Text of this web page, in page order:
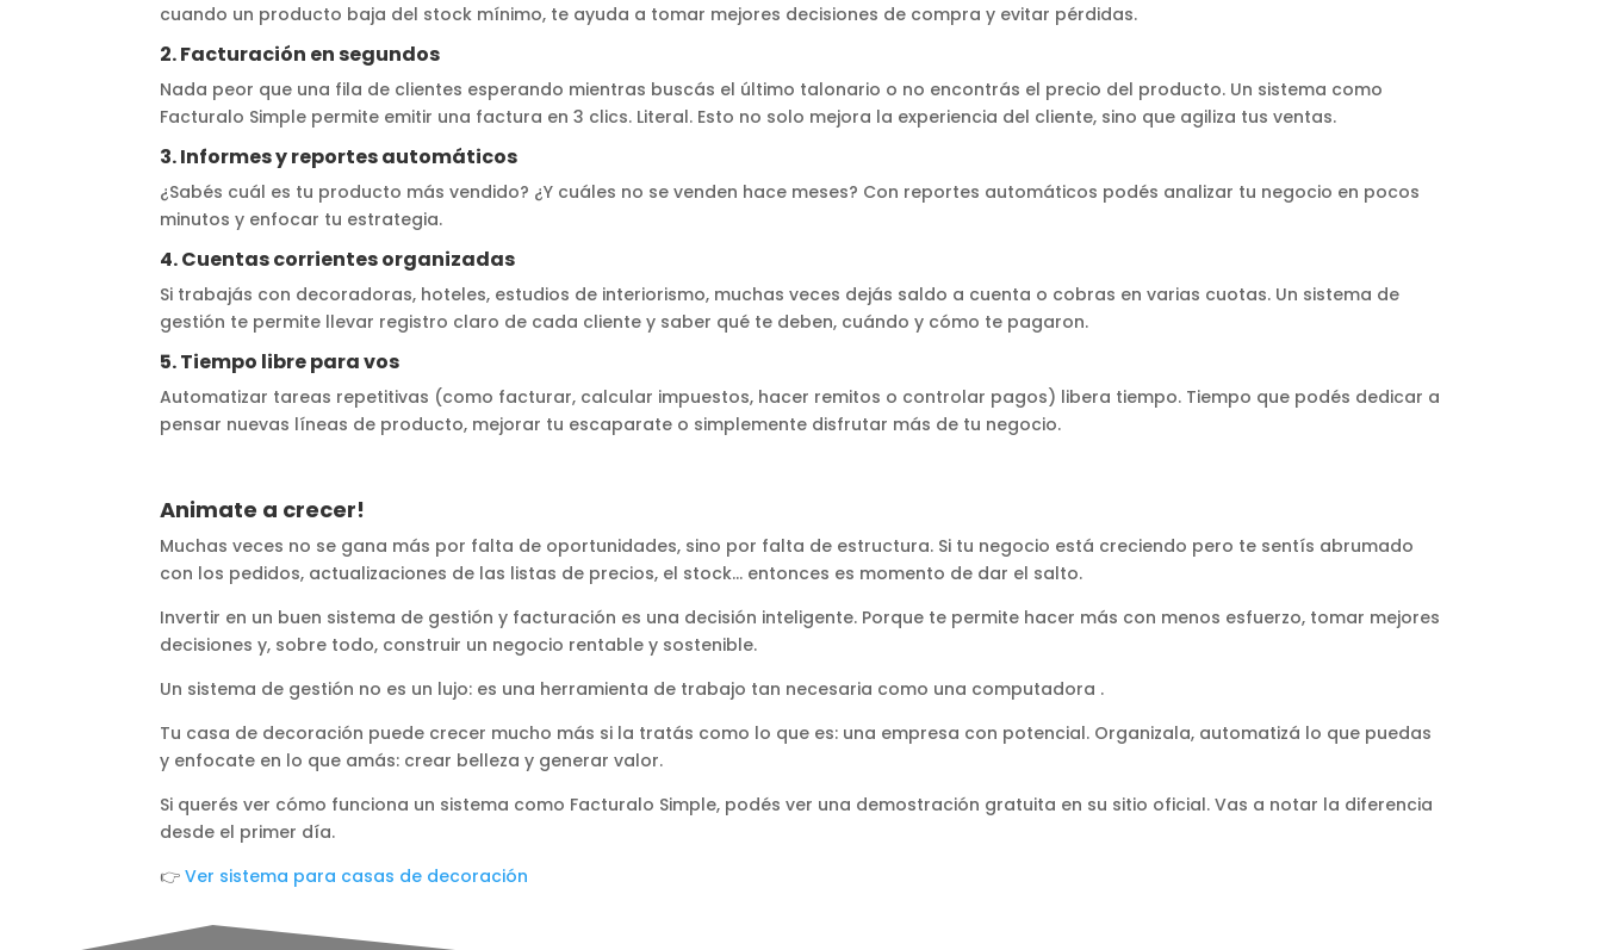
cuando un producto baja del stock mínimo, te ayuda a tomar mejores decisiones de compra y evitar pérdidas.
2. Facturación en segundos
Nada peor que una fila de clientes esperando mientras buscás el último talonario o no encontrás el precio del producto. Un sistema como
Facturalo Simple permite emitir una factura en 3 clics. Literal. Esto no solo mejora la experiencia del cliente, sino que agiliza tus ventas.
3. Informes y reportes automáticos
¿Sabés cuál es tu producto más vendido? ¿Y cuáles no se venden hace meses? Con reportes automáticos podés analizar tu negocio en pocos
minutos y enfocar tu estrategia.
4. Cuentas corrientes organizadas
Si trabajás con decoradoras, hoteles, estudios de interiorismo, muchas veces dejás saldo a cuenta o cobras en varias cuotas. Un sistema de
gestión te permite llevar registro claro de cada cliente y saber qué te deben, cuándo y cómo te pagaron.
5. Tiempo libre para vos
Automatizar tareas repetitivas (como facturar, calcular impuestos, hacer remitos o controlar pagos) libera tiempo. Tiempo que podés dedicar a
pensar nuevas líneas de producto, mejorar tu escaparate o simplemente disfrutar más de tu negocio.
Animate a crecer!
Muchas veces no se gana más por falta de oportunidades, sino por falta de estructura. Si tu negocio está creciendo pero te sentís abrumado
con los pedidos, actualizaciones de las listas de precios, el stock… entonces es momento de dar el salto.
Invertir en un buen sistema de gestión y facturación es una decisión inteligente. Porque te permite hacer más con menos esfuerzo, tomar mejores
decisiones y, sobre todo, construir un negocio rentable y sostenible.
Un sistema de gestión no es un lujo: es una herramienta de trabajo tan necesaria como una computadora .
Tu casa de decoración puede crecer mucho más si la tratás como lo que es: una empresa con potencial. Organizala, automatizá lo que puedas
y enfocate en lo que amás: crear belleza y generar valor.
Si querés ver cómo funciona un sistema como Facturalo Simple, podés ver una demostración gratuita en su sitio oficial. Vas a notar la diferencia
desde el primer día.
👉Ver sistema para casas de decoración